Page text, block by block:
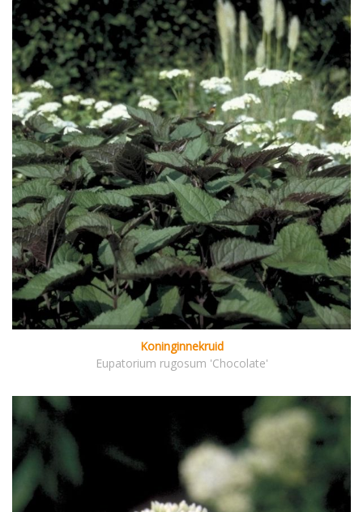
Koninginnekruid
Eupatorium rugosum 'Chocolate'